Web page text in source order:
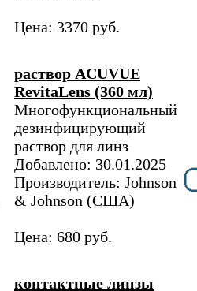
Цена: 3370 руб.
раствор ACUVUE
RevitaLens (360 мл)
Многофункциональный
дезинфицирующий
раствор для линз
Добавлено: 30.01.2025
Производитель: Johnson
& Johnson (США)
Цена: 680 руб.
контактные линзы